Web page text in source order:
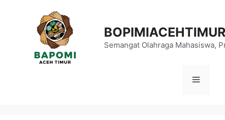
BOPIMIACEHTIMUR
Semangat Olahraga Mahasiswa,
Menu